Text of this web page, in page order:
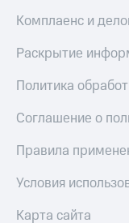
Комплаенс и
Раскрытие
Политика
Соглашение о
Правила
Условия
Карта сайта